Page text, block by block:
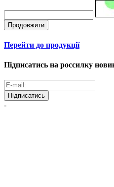
Продовжити
Перейти до продукції
Підписатись на россилку
Підписатись
-